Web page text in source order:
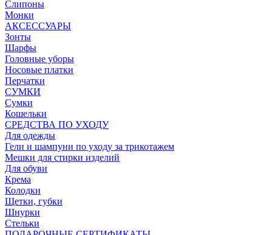
Слипоны
Монки
АКСЕССУАРЫ
Зонты
Шарфы
Головные уборы
Носовые платки
Перчатки
СУМКИ
Сумки
Кошельки
CРЕДСТВА ПО УХОДУ
Для одежды
Гели и шампуни по уходу за трикотажем
Мешки для стирки изделий
Для обуви
Крема
Колодки
Щетки, губки
Шнурки
Стельки